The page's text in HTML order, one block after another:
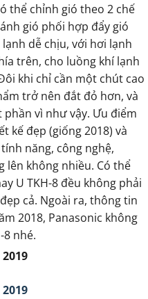
thể chỉnh gió theo 2 chế
gió phối hợp đẩy gió
dễ chịu, với hơi lạnh
trên, cho luồng khí lạnh
khi chỉ cần một chút cao
trở nên đắt đỏ hơn, và
vì như vậy. Ưu điểm
kế đẹp (giống 2018) và
năng, công nghệ,
lên không nhiều. Có thể
U TKH-8 đều không phải
cả. Ngoài ra, thông tin
2018, Panasonic không
nhé.